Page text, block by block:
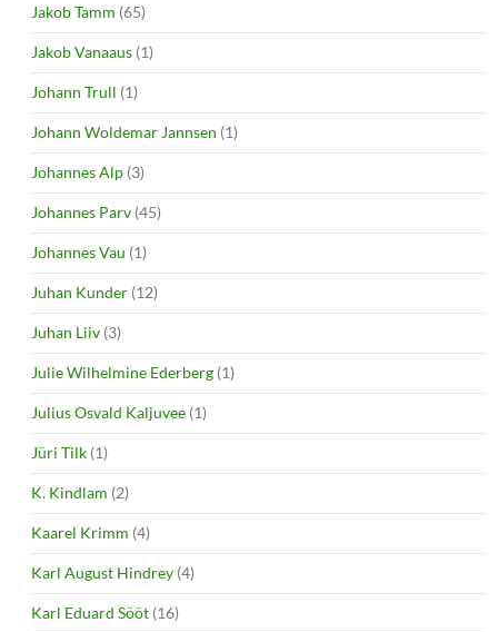
Jakob Tamm (65)
Jakob Vanaaus (1)
Johann Trull (1)
Johann Woldemar Jannsen (1)
Johannes Alp (3)
Johannes Parv (45)
Johannes Vau (1)
Juhan Kunder (12)
Juhan Liiv (3)
Julie Wilhelmine Ederberg (1)
Julius Osvald Kaljuvee (1)
Jüri Tilk (1)
K. Kindlam (2)
Kaarel Krimm (4)
Karl August Hindrey (4)
Karl Eduard Sööt (16)